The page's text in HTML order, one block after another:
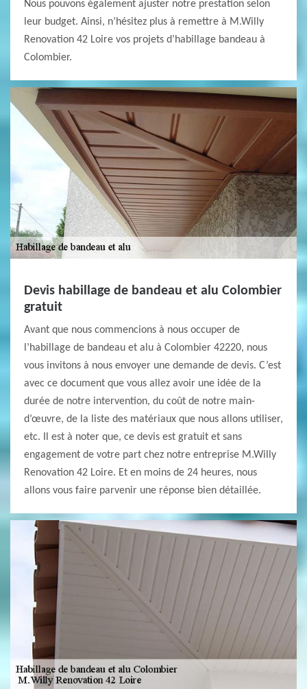
Nous pouvons également ajuster notre prestation selon
leur budget. Ainsi, n’hésitez plus à remettre à M.Willy
Renovation 42 Loire vos projets d’habillage bandeau à
Colombier.
Devis habillage de bandeau et alu Colombier
gratuit
Avant que nous commencions à nous occuper de
l’habillage de bandeau et alu à Colombier 42220, nous
vous invitons à nous envoyer une demande de devis. C’est
avec ce document que vous allez avoir une idée de la
durée de notre intervention, du coût de notre main-
d’œuvre, de la liste des matériaux que nous allons utiliser,
etc. Il est à noter que, ce devis est gratuit et sans
engagement de votre part chez notre entreprise M.Willy
Renovation 42 Loire. Et en moins de 24 heures, nous
allons vous faire parvenir une réponse bien détaillée.